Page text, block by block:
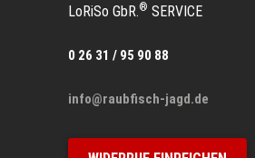
LoRiSo GbR.® SERVICE
0 26 31 / 95 90 88
info@raubfisch-jagd.de